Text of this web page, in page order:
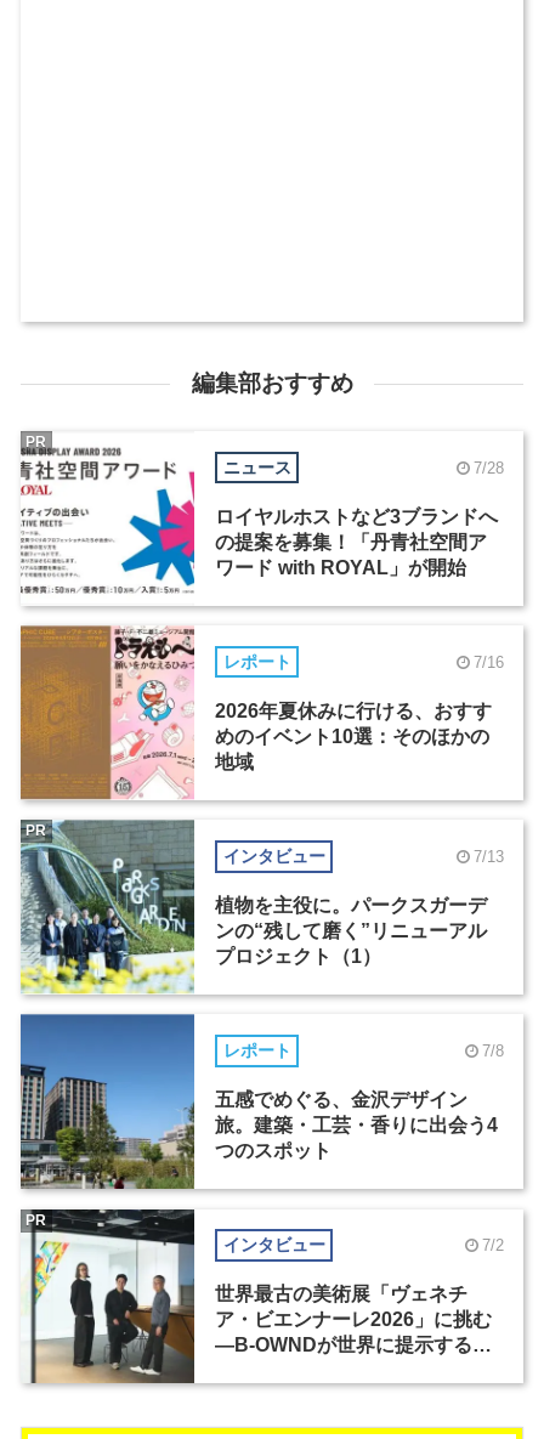
編集部おすすめ
ニュース 7/28
ロイヤルホストなど3ブランドへ
の提案を募集！「丹青社空間ア
ワード with ROYAL」が開始
PR
レポート 7/16
2026年夏休みに行ける、おすす
めのイベント10選：そのほかの
地域
インタビュー 7/13
植物を主役に。パークスガーデ
ンの“残して磨く”リニューアル
プロジェクト（1）
PR
レポート 7/8
五感でめぐる、金沢デザイン
旅。建築・工芸・香りに出会う4
つのスポット
インタビュー 7/2
世界最古の美術展「ヴェネチ
ア・ビエンナーレ2026」に挑む
―B-OWNDが世界に提示する美
PR